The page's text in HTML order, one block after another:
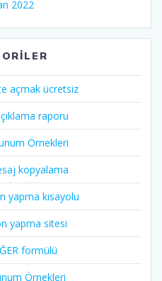
2022
açmak ücretsiz
raporu
Örnekleri
kopyalama
yapma kısayolu
yapma sitesi
formülü
Örnekleri